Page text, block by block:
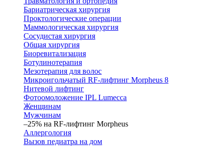
Бариатрическая хирургия
Проктологические операции
Маммологическая хирургия
Сосудистая хирургия
Общая хирургия
Биоревитализация
Ботулинотерапия
Мезотерапия для волос
Микроигольчатый RF-лифтинг Morpheus 8
Нитевой лифтинг
Фотоомоложение IPL Lumecca
Женщинам
Мужчинам
–25% на RF-лифтинг Morpheus
Аллергология
Вызов педиатра на дом